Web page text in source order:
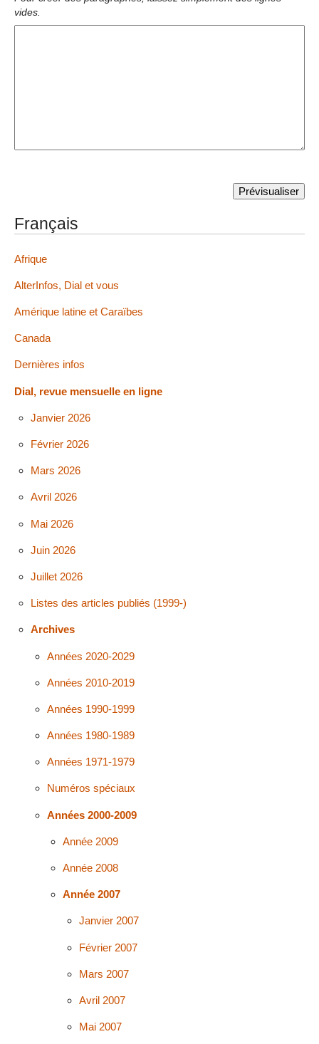
vides.
Français
Afrique
AlterInfos, Dial et vous
Amérique latine et Caraïbes
Canada
Dernières infos
Dial, revue mensuelle en ligne
Janvier 2026
Février 2026
Mars 2026
Avril 2026
Mai 2026
Juin 2026
Juillet 2026
Listes des articles publiés (1999-)
Archives
Années 2020-2029
Années 2010-2019
Années 1990-1999
Années 1980-1989
Années 1971-1979
Numéros spéciaux
Années 2000-2009
Année 2009
Année 2008
Année 2007
Janvier 2007
Février 2007
Mars 2007
Avril 2007
Mai 2007